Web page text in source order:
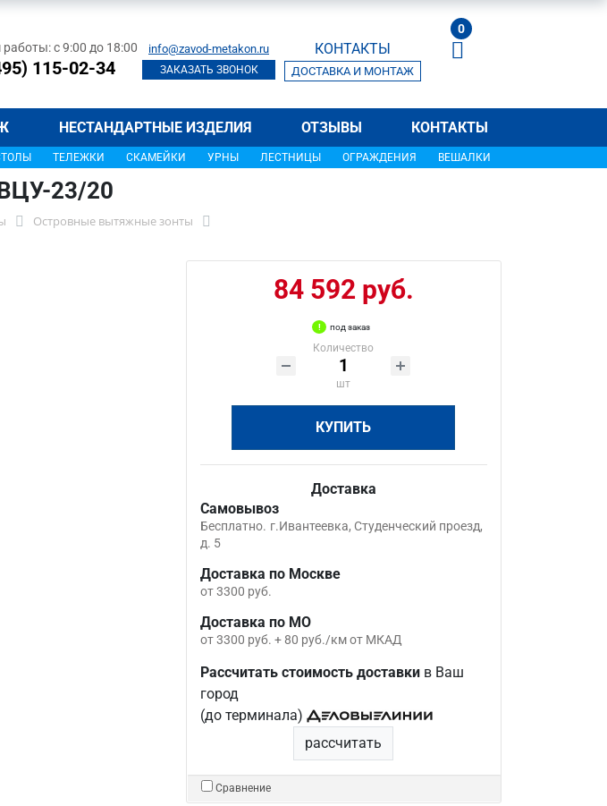
с 9:00 до 18:00
115-02-34
info@zavod-metakon.ru
ЗАКАЗАТЬ ЗВОНОК
КОНТАКТЫ
ДОСТАВКА И МОНТАЖ
0
НЕСТАНДАРТНЫЕ ИЗДЕЛИЯ ОТЗЫВЫ КОНТАКТЫ
ТЕЛЕЖКИ СКАМЕЙКИ УРНЫ ЛЕСТНИЦЫ ОГРАЖДЕНИЯ ВЕШАЛКИ
23/20
Островные вытяжные зонты
84 592 руб.
под заказ
Количество
шт
КУПИТЬ
Доставка
Самовывоз
Бесплатно. г.Ивантеевка, Студенческий проезд,
д. 5
Доставка по Москве
от 3300 руб.
Доставка по МО
от 3300 руб. + 80 руб./км от МКАД
Рассчитать стоимость доставкив Ваш
город
(до терминала)
рассчитать
Сравнение